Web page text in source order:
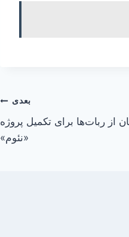
بعدی
از ربات‌ها برای تکمیل پروژه
«نئوم»